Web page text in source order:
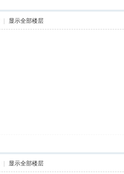
显示全部楼层
显示全部楼层